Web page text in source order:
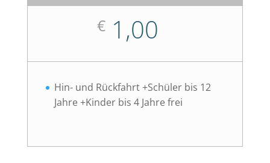
€ 1,00
Hin- und Rückfahrt +Schüler bis 12
Jahre +Kinder bis 4 Jahre frei